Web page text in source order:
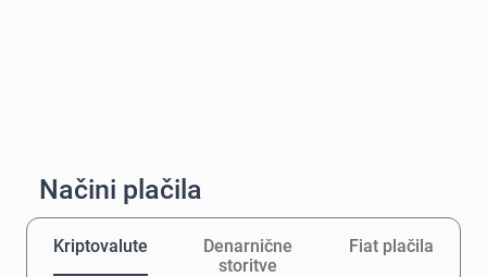
Načini plačila
Kriptovalute
Denarnične
storitve
Fiat plačila